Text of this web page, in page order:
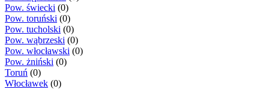
Pow. świecki (0)
Pow. toruński (0)
Pow. tucholski (0)
Pow. wąbrzeski (0)
Pow. włocławski (0)
Pow. żniński (0)
Toruń (0)
Włocławek (0)